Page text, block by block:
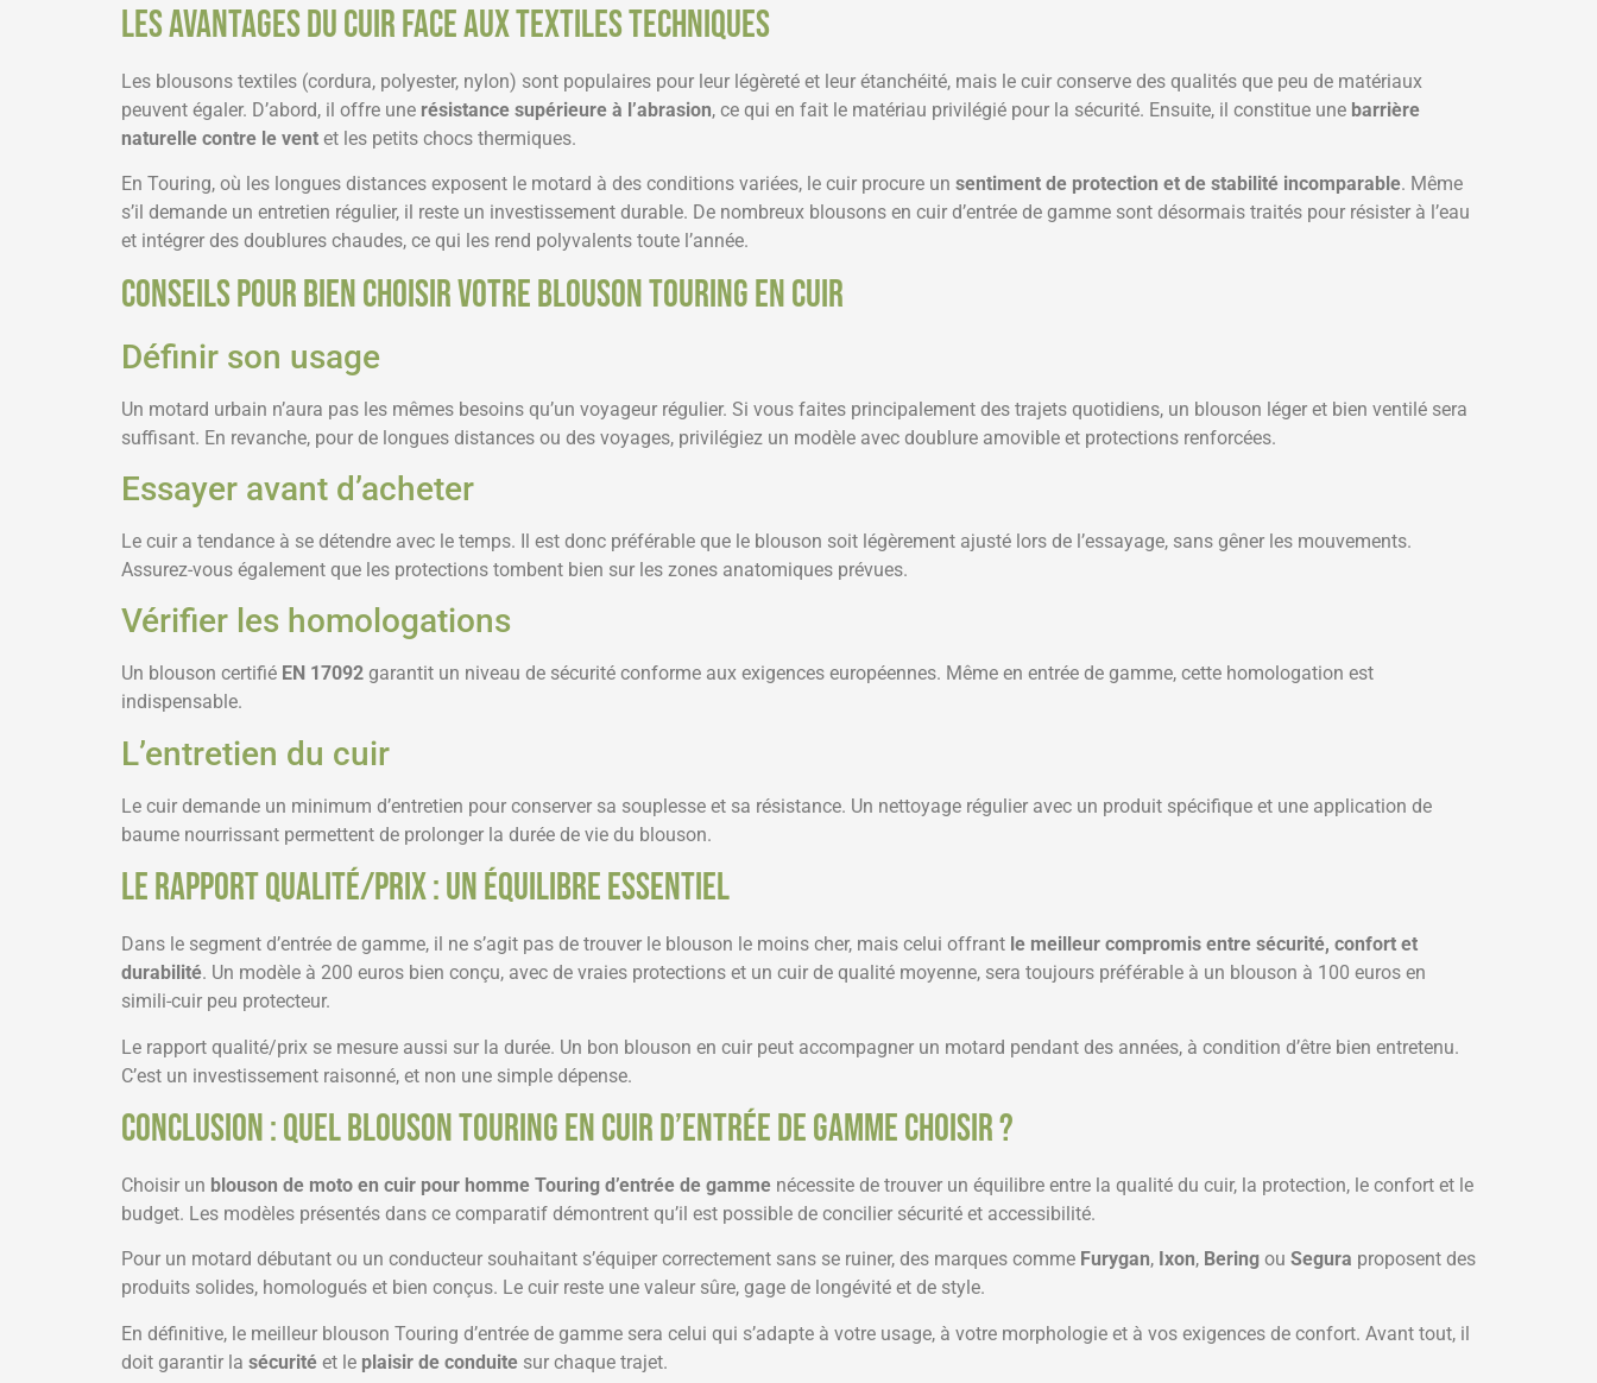
Les avantages du cuir face aux textiles techniques
Les blousons textiles (cordura, polyester, nylon) sont populaires pour leur légèreté et leur étanchéité, mais le cuir conserve des qualités que peu de matériaux
peuvent égaler. D’abord, il offre une résistance supérieure à l’abrasion, ce qui en fait le matériau privilégié pour la sécurité. Ensuite, il constitue une barrière
naturelle contre le vent et les petits chocs thermiques.
En Touring, où les longues distances exposent le motard à des conditions variées, le cuir procure un sentiment de protection et de stabilité incomparable. Même
s’il demande un entretien régulier, il reste un investissement durable. De nombreux blousons en cuir d’entrée de gamme sont désormais traités pour résister à l’eau
et intégrer des doublures chaudes, ce qui les rend polyvalents toute l’année.
Conseils pour bien choisir votre blouson Touring en cuir
Définir son usage
Un motard urbain n’aura pas les mêmes besoins qu’un voyageur régulier. Si vous faites principalement des trajets quotidiens, un blouson léger et bien ventilé sera
suffisant. En revanche, pour de longues distances ou des voyages, privilégiez un modèle avec doublure amovible et protections renforcées.
Essayer avant d’acheter
Le cuir a tendance à se détendre avec le temps. Il est donc préférable que le blouson soit légèrement ajusté lors de l’essayage, sans gêner les mouvements.
Assurez-vous également que les protections tombent bien sur les zones anatomiques prévues.
Vérifier les homologations
Un blouson certifié EN 17092 garantit un niveau de sécurité conforme aux exigences européennes. Même en entrée de gamme, cette homologation est
indispensable.
L’entretien du cuir
Le cuir demande un minimum d’entretien pour conserver sa souplesse et sa résistance. Un nettoyage régulier avec un produit spécifique et une application de
baume nourrissant permettent de prolonger la durée de vie du blouson.
Le rapport qualité/prix : un équilibre essentiel
Dans le segment d’entrée de gamme, il ne s’agit pas de trouver le blouson le moins cher, mais celui offrant le meilleur compromis entre sécurité, confort et
durabilité. Un modèle à 200 euros bien conçu, avec de vraies protections et un cuir de qualité moyenne, sera toujours préférable à un blouson à 100 euros en
simili-cuir peu protecteur.
Le rapport qualité/prix se mesure aussi sur la durée. Un bon blouson en cuir peut accompagner un motard pendant des années, à condition d’être bien entretenu.
C’est un investissement raisonné, et non une simple dépense.
Conclusion : quel blouson Touring en cuir d’entrée de gamme choisir ?
Choisir un blouson de moto en cuir pour homme Touring d’entrée de gamme nécessite de trouver un équilibre entre la qualité du cuir, la protection, le confort et le
budget. Les modèles présentés dans ce comparatif démontrent qu’il est possible de concilier sécurité et accessibilité.
Pour un motard débutant ou un conducteur souhaitant s’équiper correctement sans se ruiner, des marques comme Furygan, Ixon, Bering ou Segura proposent des
produits solides, homologués et bien conçus. Le cuir reste une valeur sûre, gage de longévité et de style.
En définitive, le meilleur blouson Touring d’entrée de gamme sera celui qui s’adapte à votre usage, à votre morphologie et à vos exigences de confort. Avant tout, il
doit garantir la sécurité et le plaisir de conduite sur chaque trajet.